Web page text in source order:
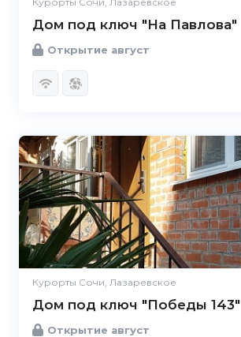
Дом под ключ "На Павлова"
Открытие август
Курорты Сочи, Лазаревское
Дом под ключ "Победы 143"
Открытие август